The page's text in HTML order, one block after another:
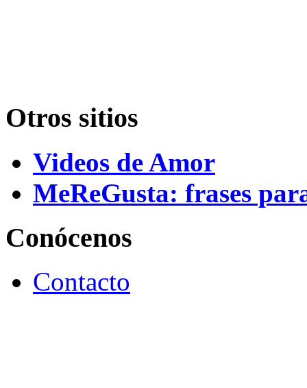
Otros sitios
Videos de Amor
MeReGusta: frases
Conócenos
Contacto